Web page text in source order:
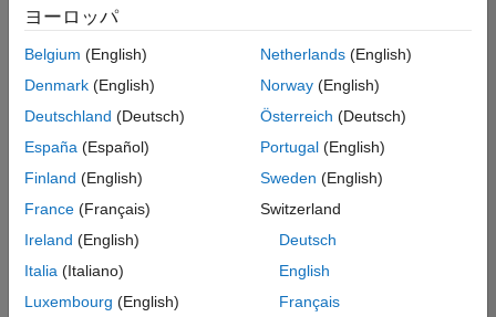
人
の
保
存
一
部
人
情
は
翻
ヨーロッパ
Belgium (English)
Denmark (English)
Deutschland (Deutsch)
España (Español)
Finland (English)
France (Français)
Ireland (English)
Italia (Italiano)
Luxembourg (English)
Netherlands(English)
Norway(English)
Österreich (Deutsch)
Portugal(English)
Sweden (English)
Switzerland
Deutsch
English
Français